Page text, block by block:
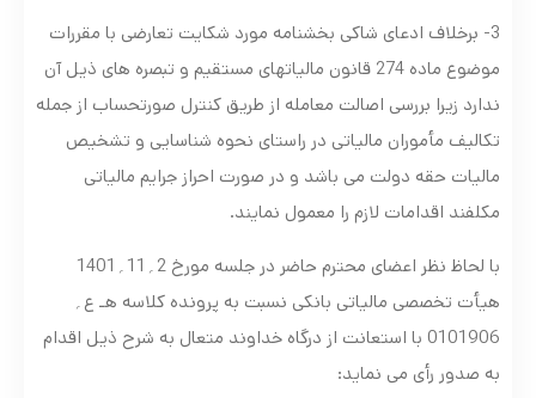
3- برخلاف ادعای شاکی بخشنامه مورد شکایت تعارضی با مقررات
موضوع ماده 274 قانون مالیاتهای مستقیم و تبصره های ذیل آن
ندارد زیرا بررسی اصالت معامله از طریق کنترل صورتحساب از جمله
تکالیف مأموران مالیاتی در راستای نحوه شناسایی و تشخیص
مالیات حقه دولت می باشد و در صورت احراز جرایم مالیاتی
مکلفند اقدامات لازم را معمول نمایند.
با لحاظ نظر اعضای محترم حاضر در جلسه مورخ 2؍11؍1401
هیأت تخصصی مالیاتی بانکی نسبت به پرونده کلاسه هـ ع؍
0101906 با استعانت از درگاه خداوند متعال به شرح ذیل اقدام
به صدور رأی می نماید: